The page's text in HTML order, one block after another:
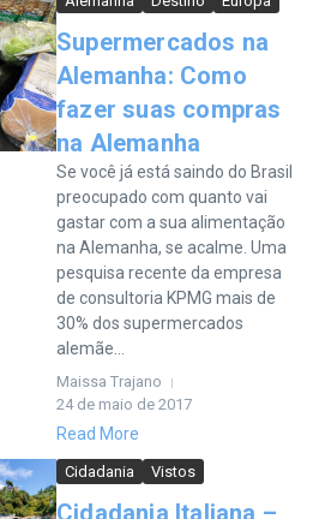
Supermercados na
Alemanha: Como
fazer suas compras
na Alemanha
Se você já está saindo do Brasil
preocupado com quanto vai
gastar com a sua alimentação
na Alemanha, se acalme. Uma
pesquisa recente da empresa
de consultoria KPMG mais de
30% dos supermercados
alemãe...
Maissa Trajano
24 de maio de 2017
Read More
Cidadania Vistos
Cidadania Italiana –